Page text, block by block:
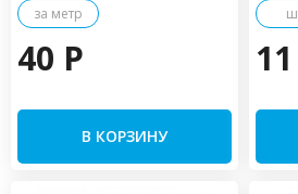
за метр
40 P
В КОРЗИНУ